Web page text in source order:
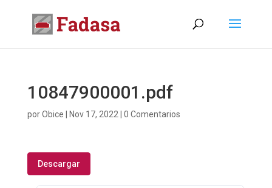
10847900001.pdf
porObice Nov 17, 2022 0 Comentarios
Descargar